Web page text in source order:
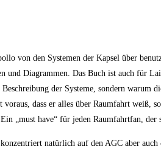
von den Systemen der Kapsel über
Diagrammen. Das Buch ist auch für
der Systeme, sondern warum
dass er alles über Raumfahrt weiß,
„must have“ für jeden Raumfahrtfan,
natürlich auf den AGC aber